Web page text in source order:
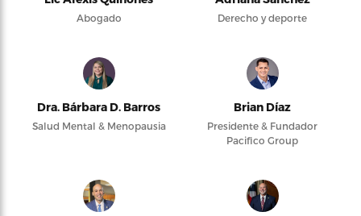
Abogado Derecho y deporte
Dra. Bárbara D. Barros
Salud Mental & Menopausia
Brian Díaz
Presidente & Fundador
Pacifico Group